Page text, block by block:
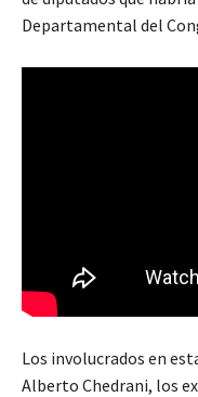
Departamental del
Los involucrados en
Alberto Chedrani, los